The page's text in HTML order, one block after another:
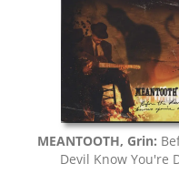
MEANTOOTH, Grin:
Devil Know You're